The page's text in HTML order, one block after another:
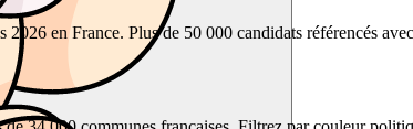
en France. Plus de 50 000 candidats référencés